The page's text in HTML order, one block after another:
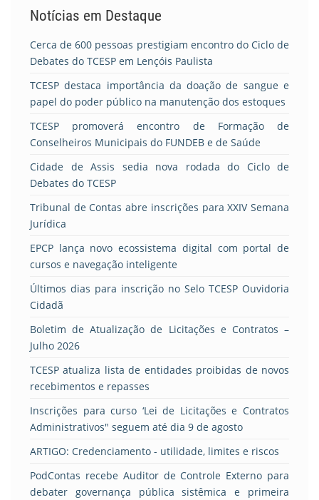
Notícias em Destaque
Cerca de 600 pessoas prestigiam encontro do Ciclo de
Debates do TCESP em Lençóis Paulista
TCESP destaca importância da doação de sangue e
papel do poder público na manutenção dos estoques
TCESP promoverá encontro de Formação de
Conselheiros Municipais do FUNDEB e de Saúde
Cidade de Assis sedia nova rodada do Ciclo de
Debates do TCESP
Tribunal de Contas abre inscrições para XXIV Semana
Jurídica
EPCP lança novo ecossistema digital com portal de
cursos e navegação inteligente
Últimos dias para inscrição no Selo TCESP Ouvidoria
Cidadã
Boletim de Atualização de Licitações e Contratos –
Julho 2026
TCESP atualiza lista de entidades proibidas de novos
recebimentos e repasses
Inscrições para curso ‘Lei de Licitações e Contratos
Administrativos" seguem até dia 9 de agosto
ARTIGO: Credenciamento - utilidade, limites e riscos
PodContas recebe Auditor de Controle Externo para
debater governança pública sistêmica e primeira